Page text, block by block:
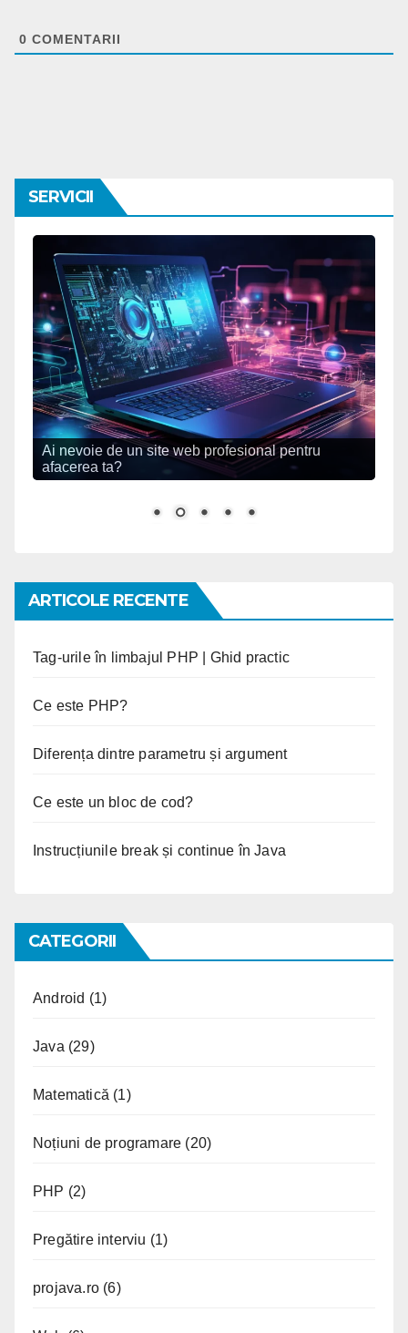
0 COMENTARII
SERVICII
Ai nevoie de un site web profesional pentru
afacerea ta?
ARTICOLE RECENTE
Tag-urile în limbajul PHP | Ghid practic
Ce este PHP?
Diferența dintre parametru și argument
Ce este un bloc de cod?
Instrucțiunile break și continue în Java
CATEGORII
Android (1)
Java (29)
Matematică (1)
Noțiuni de programare (20)
PHP (2)
Pregătire interviu (1)
projava.ro (6)